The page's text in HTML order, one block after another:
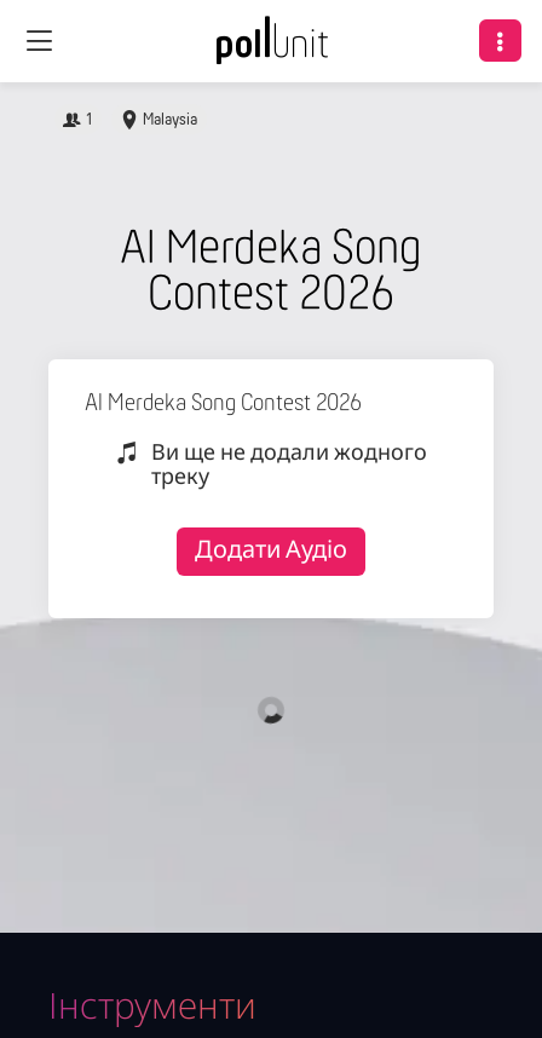
1 Malaysia
AI Merdeka Song
Contest 2026
AI Merdeka Song Contest 2026
Ви ще не додали жодного
треку
Додати Аудіо
Інструменти